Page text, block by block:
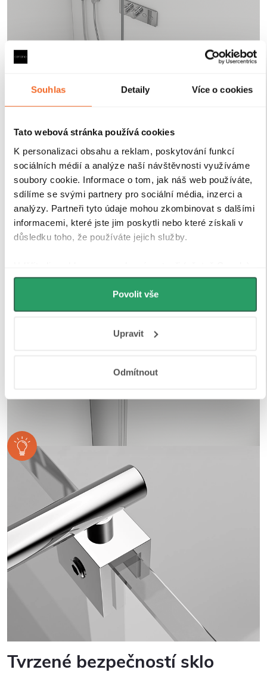
Souhlas Detaily Více o cookies
Tato webová stránka používá cookies
K personalizaci obsahu a reklam, poskytování funkcí
sociálních médií a analýze naší návštěvnosti využíváme
soubory cookie. Informace o tom, jak náš web používáte,
sdílíme se svými partnery pro sociální média, inzerci a
analýzy. Partneři tyto údaje mohou zkombinovat s dalšími
informacemi, které jste jim poskytli nebo které získali v
důsledku toho, že používáte jejich služby.
můžeme používat cookies pro analytiku a
personalizovanou reklamu. Jak Google zpracovává
osobní údaje najdete na stránkách
Povolit vše
Upravit
Odmítnout
Robustní profily pro
maximální stabilitu
odolnými hliníkovými profily o výšce 200 cm a
tloušťce 1,5 cm, které zajišťujípevné uchycení skla a
stabilitu celé konstrukce. Díky kompenzaci
drobných nerovností stěnje instalace rychlá, přesná a
bez nutnosti dalších stavebních zásahů. Antikorozní
úpravanavíc garantuje dlouhou životnost i při
každodenním používání v náročném koupelnovém
prostředí..
Tvrzené bezpečností sklo